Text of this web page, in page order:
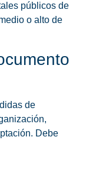
públicos de
o alto de
de
Debe